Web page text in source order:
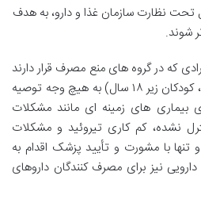
نظارت سازمان غذا و دارو، به هدف
شوند.
که در گروه های منع مصرف قرار دارند
(مانند دوران بارداری و شیردهی، کودکان زیر ۱۸ سال) به هیچ وجه توصیه
بیماری های زمینه ای مانند مشکلات
نشده، کم کاری تیروئید و مشکلات
و تنها با مشورت و تأیید پزشک اقدام به
نیز برای مصرف کنندگان داروهای